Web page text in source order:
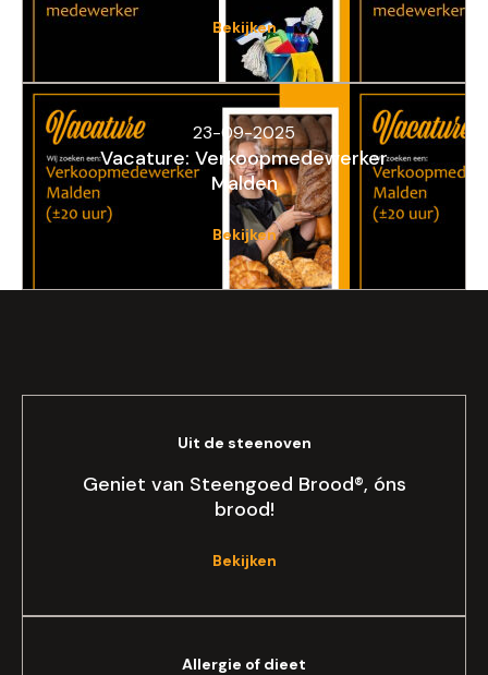
Bekijken
23-09-2025
Vacature: Verkoopmedewerker
Malden
Bekijken
Geniet van Steengoed Brood®, óns
brood!
Uit de steenoven
Bekijken
Allergie of dieet